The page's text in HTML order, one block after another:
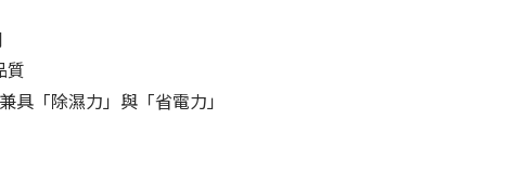
質
具「除濕力」與「省電力」